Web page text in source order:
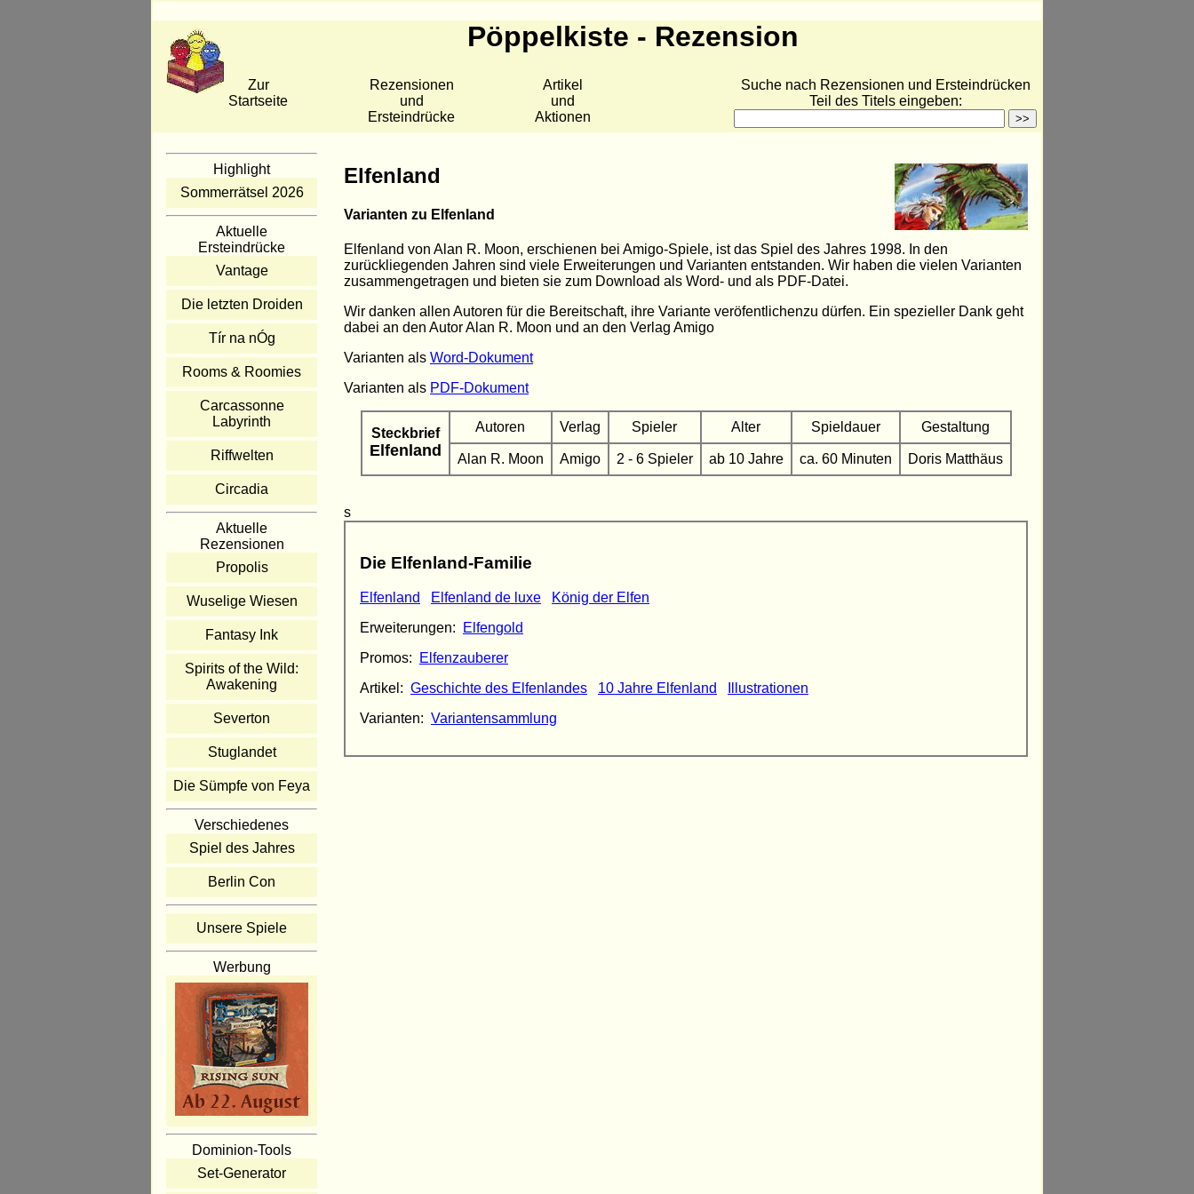
Pöppelkiste - Rezension
Zur
Startseite
Rezensionen
und
Ersteindrücke
Artikel
und
Aktionen
Suche nach Rezensionen und Ersteindrücken
Teil des Titels eingeben:
Highlight
Sommerrätsel 2026
Aktuelle
Ersteindrücke
Vantage
Die letzten Droiden
Tír na nÓg
Rooms & Roomies
Carcassonne
Labyrinth
Riffwelten
Circadia
Aktuelle
Rezensionen
Propolis
Wuselige Wiesen
Fantasy Ink
Spirits of the Wild:
Awakening
Severton
Stuglandet
Die Sümpfe von Feya
Verschiedenes
Spiel des Jahres
Berlin Con
Unsere Spiele
Werbung
Dominion-Tools
Set-Generator
Elfenland
Varianten zu Elfenland
Elfenland von Alan R. Moon, erschienen bei Amigo-Spiele, ist das Spiel des Jahres 1998. In den
zurückliegenden Jahren sind viele Erweiterungen und Varianten entstanden. Wir haben die vielen Varianten
zusammengetragen und bieten sie zum Download als Word- und als PDF-Datei.
Wir danken allen Autoren für die Bereitschaft, ihre Variante veröfentlichenzu dürfen. Ein spezieller Dank geht
dabei an den Autor Alan R. Moon und an den Verlag Amigo
Varianten als Word-Dokument
Varianten als PDF-Dokument
Steckbrief
Elfenland
Autoren Verlag Spieler Alter Spieldauer Gestaltung
Alan R. Moon Amigo 2 - 6 Spieler ab 10 Jahre ca. 60 Minuten Doris Matthäus
s
Die Elfenland-Familie
Elfenland Elfenland de luxe
König der Elfen
Erweiterungen:
Elfengold
Promos:
Elfenzauberer
Artikel: Geschichte des Elfenlandes 10 Jahre Elfenland
Illustrationen
Varianten: Variantensammlung